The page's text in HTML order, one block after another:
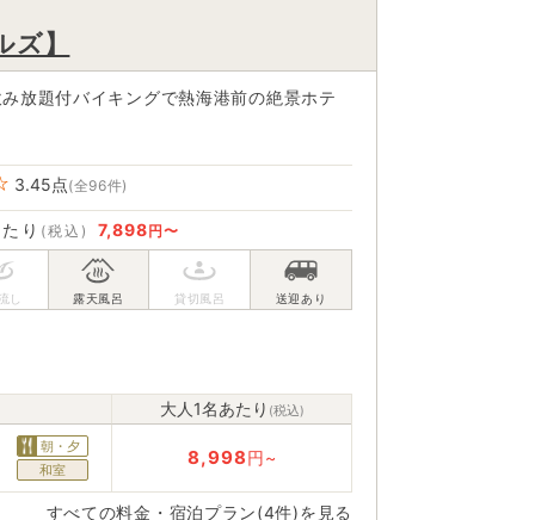
】
放題付バイキングで熱海港前の絶景ホテ
3.45点(全96件)
り (税込) 7,898円〜
大人1名あたり (税込)
朝・夕
和室
8,998円~
すべての料金・宿泊プラン(4件)を見る